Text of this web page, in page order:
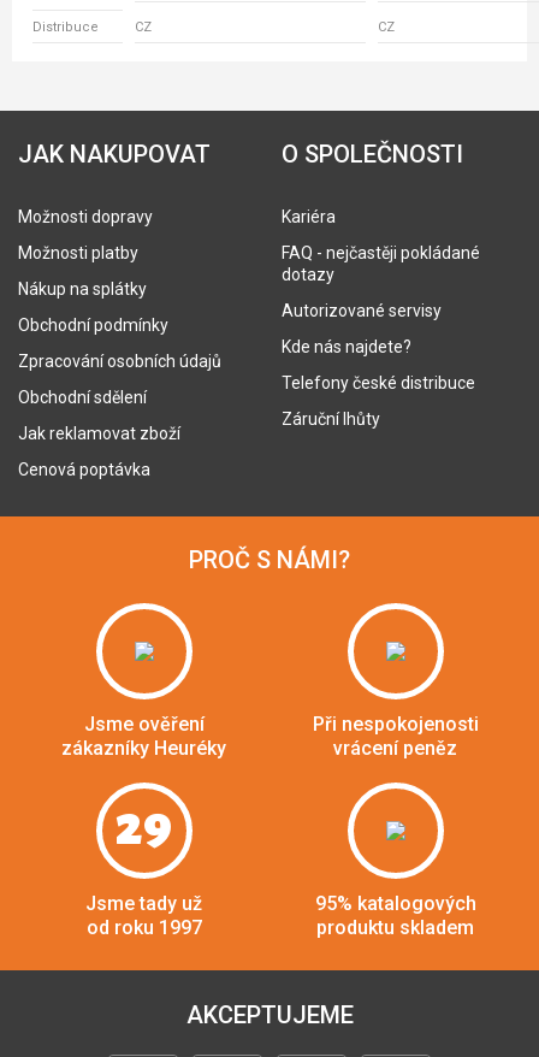
Distribuce CZ CZ
JAK NAKUPOVAT
Možnosti dopravy
Možnosti platby
Nákup na splátky
Obchodní podmínky
Zpracování osobních údajů
Obchodní sdělení
Jak reklamovat zboží
Cenová poptávka
O SPOLEČNOSTI
Kariéra
FAQ - nejčastěji pokládané
dotazy
Autorizované servisy
Kde nás najdete?
Telefony české distribuce
Záruční lhůty
PROČ S NÁMI?
Jsme ověření
zákazníky Heuréky
Při nespokojenosti
vrácení peněz
29
Jsme tady už
od roku 1997
95% katalogových
produktu skladem
AKCEPTUJEME